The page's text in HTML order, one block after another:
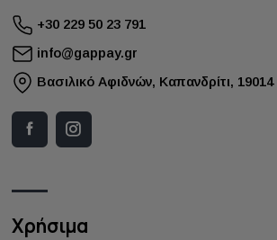
+30 229 50 23 791
info@gappay.gr
Bασιλικό Αφιδνών, Καπανδρίτι, 19014
Χρήσιμα